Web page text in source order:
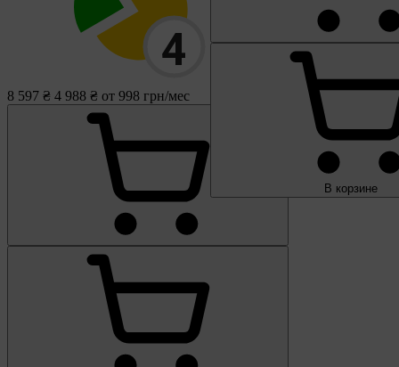
8 597 ₴ 4 988 ₴ от 998 грн/мес
В корзине